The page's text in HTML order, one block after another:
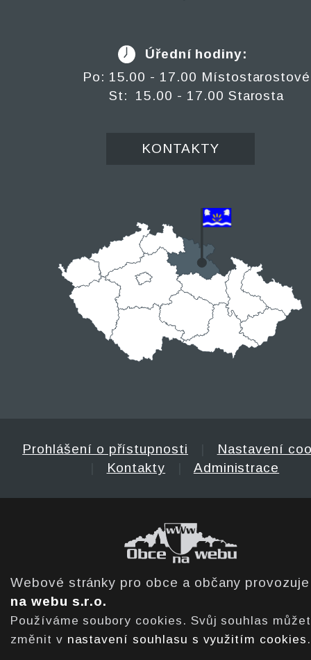
Úřední hodiny:
Po: 15.00 - 17.00 Místostarostové
St: 15.00 - 17.00 Starosta
KONTAKTY
Prohlášení o přístupnosti
Nastavení
Kontakty Administrace
Webové stránky pro obce a občany
na webu s.r.o.
Používáme soubory cookies. Svůj souhlas
změnit v nastavení souhlasu s využitím cookies .